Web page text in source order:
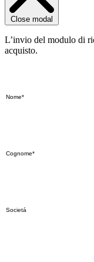
Close modal
L’invio del modulo di
acquisto.